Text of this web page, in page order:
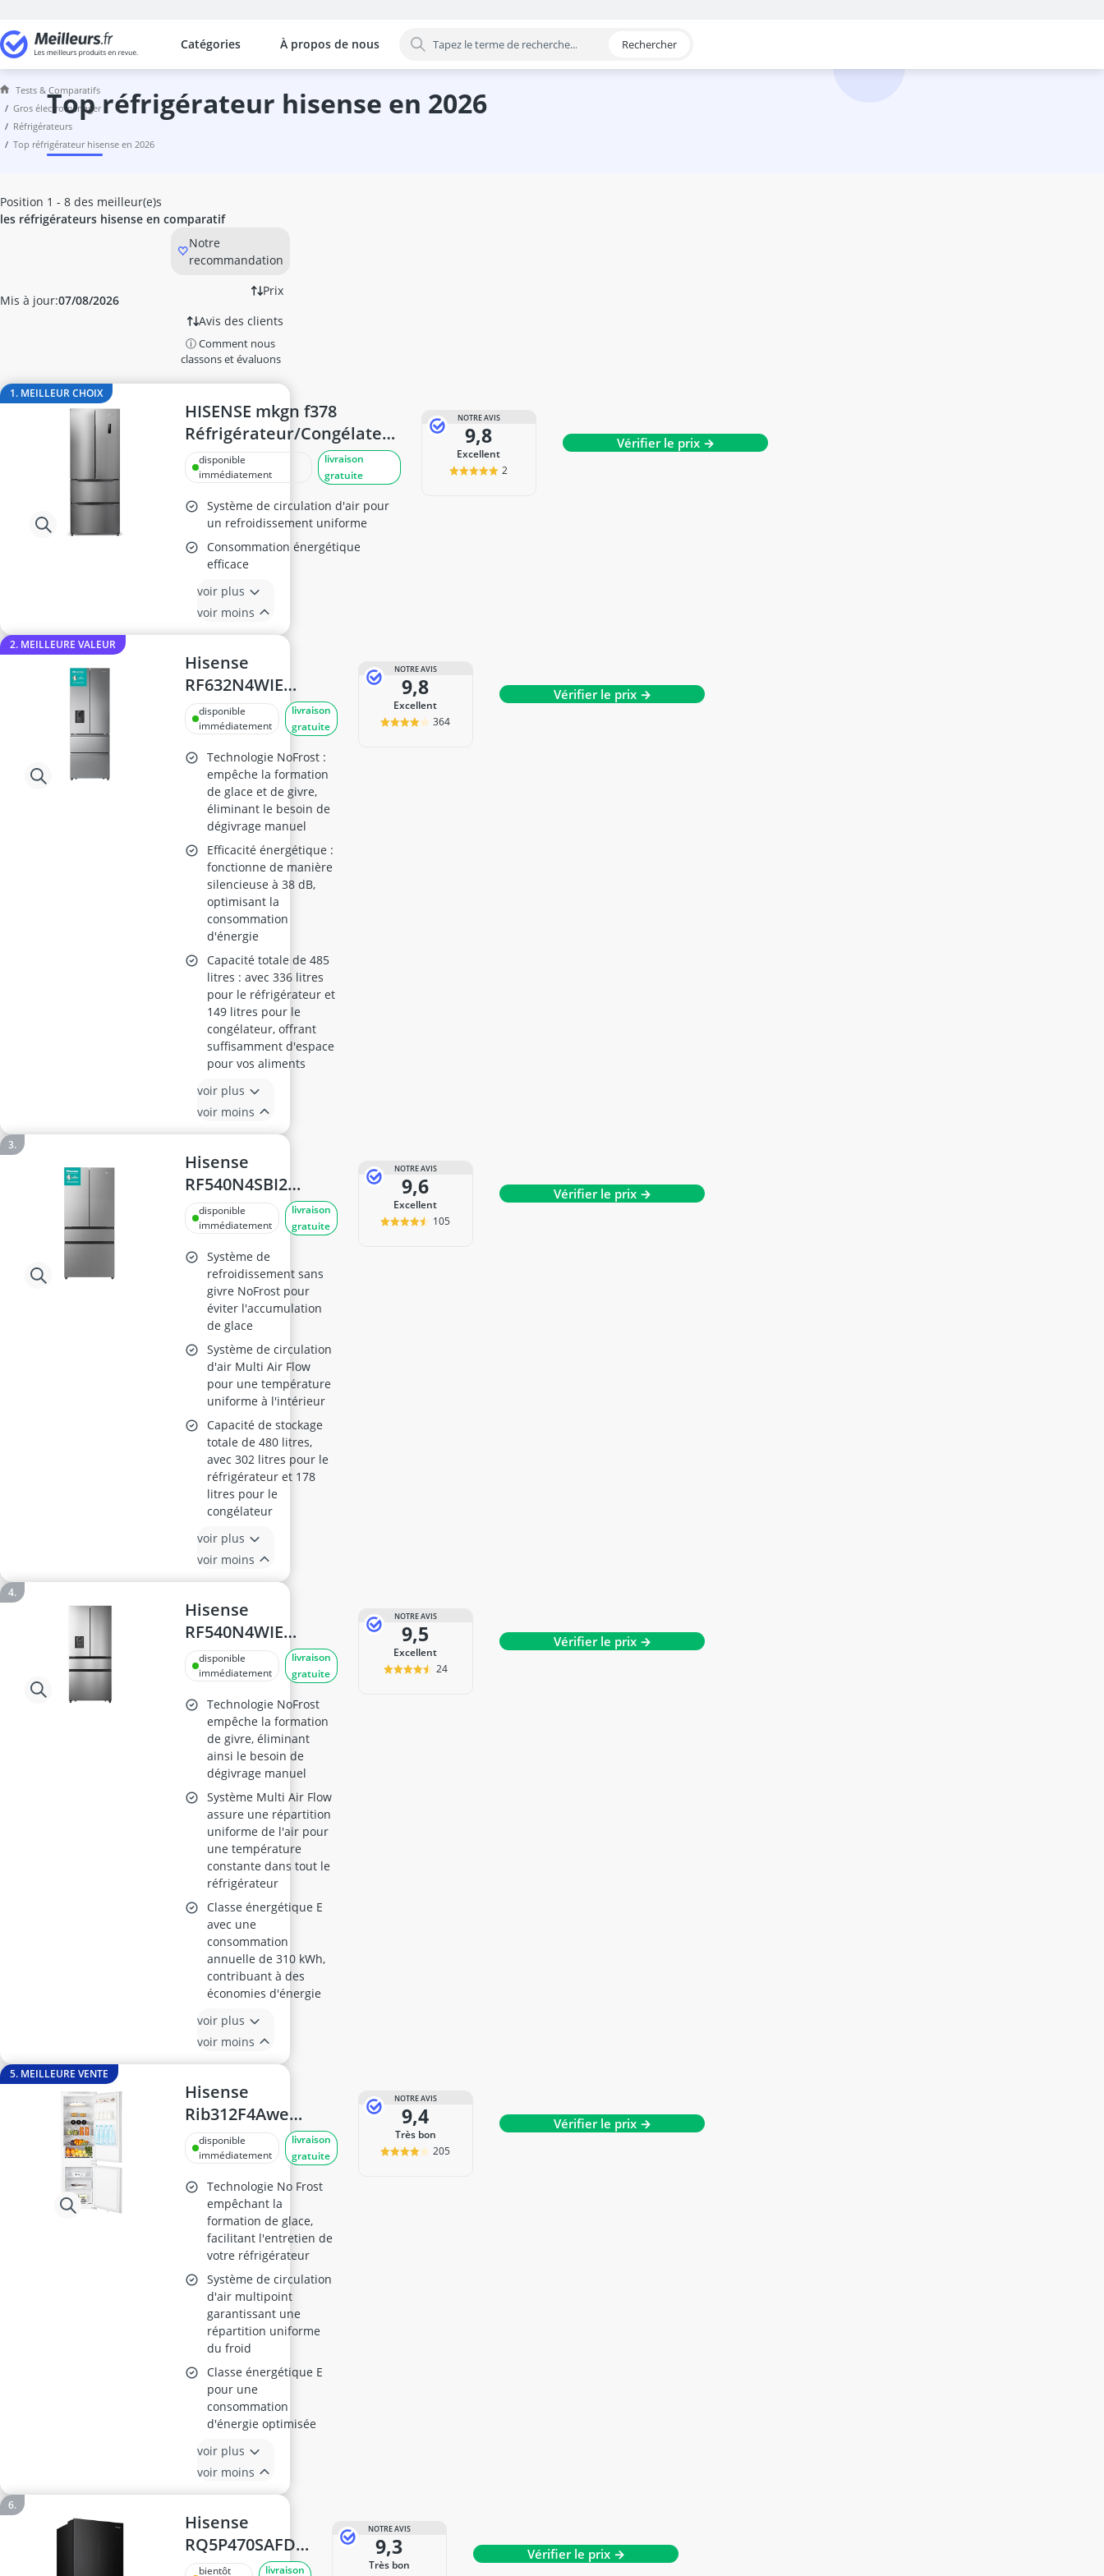
Catégories
Les comparaisons les plus populaires par catégorie
Gros électroménager
Cave à vin
Congélateur 100 litres
Congélateur A+++
congélateur Beko
congélateur Bomann
congélateur Bosch
Congelateur coffre
congélateur Siemens
Congélateur tiroir
Cuisinière 60 cm
cuisinière Beko
Cuisinière électrique
Cuisinière encastrable
frigo A+++
À propos de nous Rechercher
Tests & Comparatifs
gros électroménager
réfrigérateurs
top réfrigérateur hisense en 2026
top réfrigérateur hisense en 2026
Mis à jour:07/08/2026
Position 1 - 8 des meilleur(e)s
les réfrigérateurs hisense en comparatif
Notre
recommandation
Prix
Avis des clients
ⓘ Comment nous
classons et évaluons
1. MEILLEUR CHOIX
HISENSE mkgn f378
Réfrigérateur/Congélateur
Inoxydable
disponible
immédiatement
livraison
gratuite
Système de circulation d'air pour
un refroidissement uniforme
Consommation énergétique
efficace
voir plus
voir moins
NOTRE AVIS
9,8
Excellent
2
Vérifier le prix →
2. MEILLEURE VALEUR
Hisense
RF632N4WIE
Réfrigérateur
congélateur
disponible
immédiatement
livraison
gratuite
Technologie NoFrost :
empêche la formation
de glace et de givre,
éliminant le besoin de
dégivrage manuel
Efficacité énergétique :
fonctionne de manière
silencieuse à 38 dB,
optimisant la
consommation
d'énergie
Capacité totale de 485
litres : avec 336 litres
pour le réfrigérateur et
149 litres pour le
congélateur, offrant
suffisamment d'espace
pour vos aliments
voir plus
voir moins
NOTRE AVIS
9,8
Excellent
364
Vérifier le prix →
Hisense
RF540N4SBI2
Réfrigérateur
congélateur
français
disponible
immédiatement
livraison
gratuite
Système de
refroidissement sans
givre NoFrost pour
éviter l'accumulation
de glace
Système de circulation
d'air Multi Air Flow
pour une température
uniforme à l'intérieur
Capacité de stockage
totale de 480 litres,
avec 302 litres pour le
réfrigérateur et 178
litres pour le
congélateur
voir plus
voir moins
NOTRE AVIS
9,6
Excellent
105
Vérifier le prix →
Hisense
RF540N4WIE
Réfrigérateur
américain 302L
Inox
disponible
immédiatement
livraison
gratuite
Technologie NoFrost
empêche la formation
de givre, éliminant
ainsi le besoin de
dégivrage manuel
Système Multi Air Flow
assure une répartition
uniforme de l'air pour
une température
constante dans tout le
réfrigérateur
Classe énergétique E
avec une
consommation
annuelle de 310 kWh,
contribuant à des
économies d'énergie
voir plus
voir moins
NOTRE AVIS
9,5
Excellent
24
Vérifier le prix →
5. MEILLEURE VENTE
Hisense
Rib312F4Awe
Réfrigérateur
combiné No Frost
246L
disponible
immédiatement
livraison
gratuite
Technologie No Frost
empêchant la
formation de glace,
facilitant l'entretien de
votre réfrigérateur
Système de circulation
d'air multipoint
garantissant une
répartition uniforme
du froid
Classe énergétique E
pour une
consommation
d'énergie optimisée
voir plus
voir moins
NOTRE AVIS
9,4
Très bon
205
Vérifier le prix →
Hisense
RQ5P470SAFD
Réfrigérateur
bientôt livraison
NOTRE AVIS
9,3
Très bon
Vérifier le prix →